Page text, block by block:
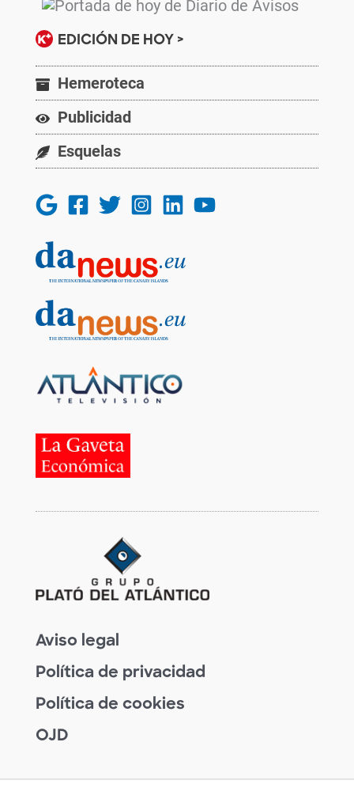
EDICIÓN DE HOY >
Hemeroteca
Publicidad
Esquelas
Aviso legal
Política de privacidad
Política de cookies
OJD